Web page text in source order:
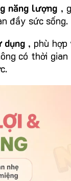
năng lượng ,
đầy sức sống.
dụng , phù hợp
có thời